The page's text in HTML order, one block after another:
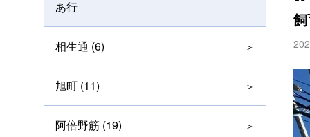
あ行
相生通 (6)
旭町 (11)
阿倍野筋 (19)